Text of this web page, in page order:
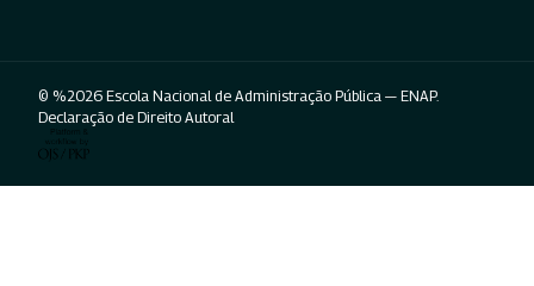
© %2026 Escola Nacional de Administração Pública — ENAP.
Declaração de Direito Autoral